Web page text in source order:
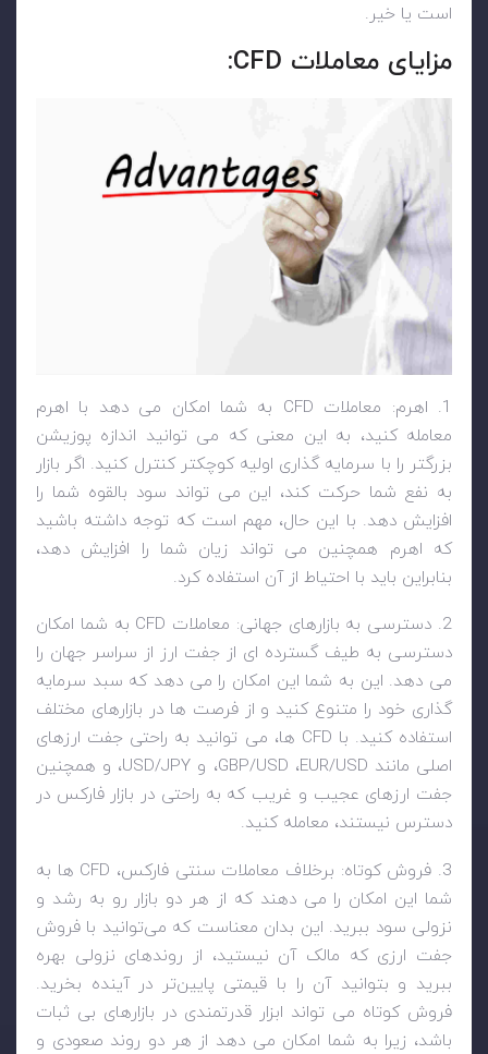
است یا خیر.
مزایای معاملات CFD
:
1. اهرم: معاملات CFD به شما امکان می دهد با اهرم
معامله کنید، به این معنی که می توانید اندازه پوزیشن
بزرگتر را با سرمایه گذاری اولیه کوچکتر کنترل کنید. اگر بازار
به نفع شما حرکت کند، این می تواند سود بالقوه شما را
افزایش دهد. با این حال، مهم است که توجه داشته باشید
که اهرم همچنین می تواند زیان شما را افزایش دهد،
بنابراین باید با احتیاط از آن استفاده کرد.
2. دسترسی به بازارهای جهانی: معاملات
CFD به شما امکان
دسترسی به طیف گسترده ای از جفت ارز از سراسر جهان را
می دهد. این به شما این امکان را می دهد که سبد سرمایه
گذاری خود را متنوع کنید و از فرصت ها در بازارهای مختلف
استفاده کنید. با CFD ها، می توانید به راحتی جفت ارزهای
اصلی مانند EUR/USD، GBP/USD، و USD/JPY، و همچنین
جفت ارزهای عجیب و غریب که به راحتی در بازار فارکس در
دسترس نیستند، معامله کنید.
3. فروش کوتاه: برخلاف معاملات سنتی فارکس،
CFD ها به
شما این امکان را می دهند که از هر دو بازار رو به رشد و
نزولی سود ببرید. این بدان معناست که می‌توانید با فروش
جفت ارزی که مالک آن نیستید، از روندهای نزولی بهره
ببرید و بتوانید آن را با قیمتی پایین‌تر در آینده بخرید.
فروش کوتاه می تواند ابزار قدرتمندی در بازارهای بی ثبات
باشد، زیرا به شما امکان می دهد از هر دو روند صعودی و